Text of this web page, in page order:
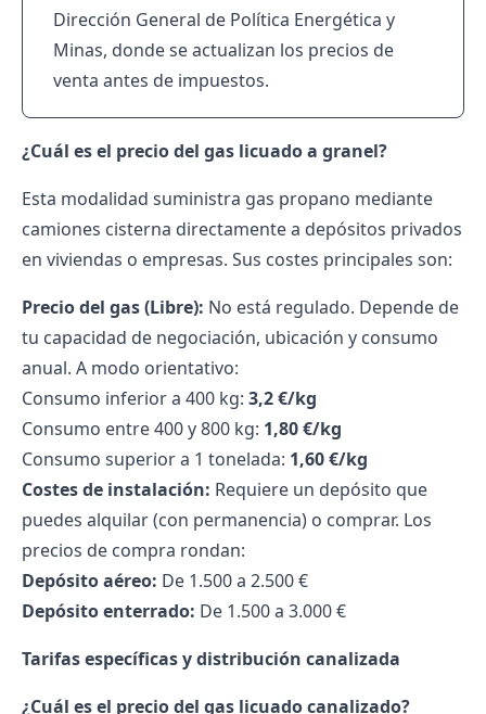
Dirección General de Política Energética y
Minas, donde se actualizan los precios de
venta antes de impuestos.
¿Cuál es el precio del gas licuado a granel?
Esta modalidad suministra gas propano mediante
camiones cisterna directamente a depósitos privados
en viviendas o empresas. Sus costes principales son:
Precio del gas (Libre): No está regulado. Depende de
tu capacidad de negociación, ubicación y consumo
anual. A modo orientativo:
Consumo inferior a 400 kg: 3,2 €/kg
Consumo entre 400 y 800 kg: 1,80 €/kg
Consumo superior a 1 tonelada: 1,60 €/kg
Costes de instalación: Requiere un depósito que
puedes alquilar (con permanencia) o comprar. Los
precios de compra rondan:
Depósito aéreo: De 1.500 a 2.500 €
Depósito enterrado: De 1.500 a 3.000 €
Tarifas específicas y distribución canalizada
¿Cuál es el precio del gas licuado canalizado?